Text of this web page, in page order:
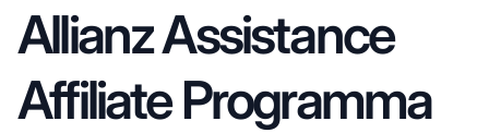
Allianz Assistance
Affiliate Programma